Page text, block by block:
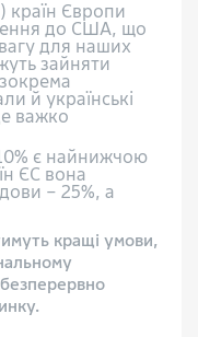
країн Європи
до США, що
для наших
зайняти
й українські
важко
є найнижчою
ЄС вона
– 25%, а
кращі умови,